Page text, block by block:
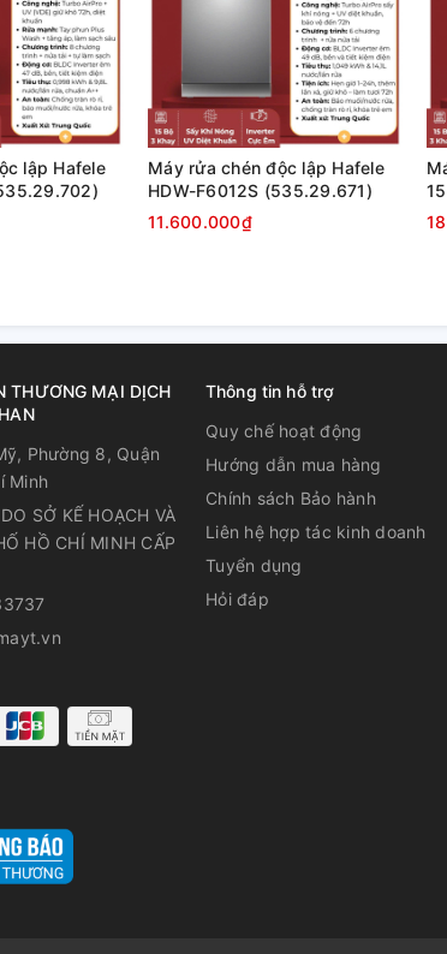
lập Hafele
Máy rửa chén độc lập Hafele
HDW-F6012S (535.29.671)
11.600.000₫
THƯƠNG MẠI DỊCH
Phường 8, Quận
Minh
SỞ KẾ HOẠCH VÀ
HỒ CHÍ MINH CẤP
Thông tin hỗ trợ
Quy chế hoạt động
Hướng dẫn mua hàng
Chính sách Bảo hành
Liên hệ hợp tác kinh doanh
Tuyển dụng
Hỏi đáp